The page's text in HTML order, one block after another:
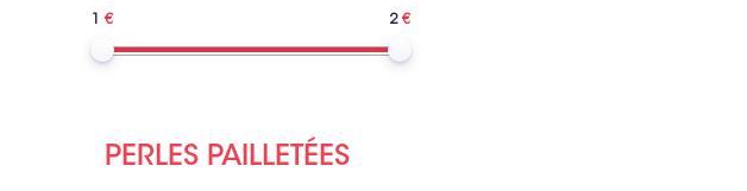
Bioviva 7
2
PERLES PAILLETÉES